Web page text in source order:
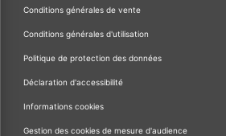
Conditions générales de vente
Conditions générales d'utilisation
Politique de protection des données
Déclaration d'accessibilité
Informations cookies
Gestion des cookies de mesure d'audience